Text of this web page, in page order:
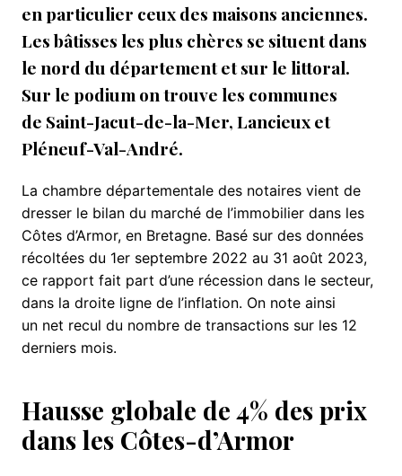
en particulier ceux des maisons anciennes.
Les bâtisses les plus chères se situent dans
le nord du département et sur le littoral.
Sur le podium on trouve les communes
de Saint-Jacut-de-la-Mer, Lancieux et
Pléneuf-Val-André.
La chambre départementale des notaires vient de
dresser le bilan du marché de l’immobilier dans les
Côtes d’Armor, en Bretagne. Basé sur des données
récoltées du 1er septembre 2022 au 31 août 2023,
ce rapport fait part d’une récession dans le secteur,
dans la droite ligne de l’inflation. On note ainsi
un net recul du nombre de transactions sur les 12
derniers mois.
Hausse globale de 4% des prix
dans les Côtes-d’Armor